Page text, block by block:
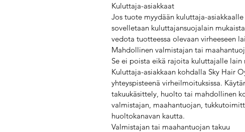
Kuluttaja-asiakkaat
Jos tuote myydään kuluttaja-
sovelletaan kuluttajansuojalain
vedota tuotteessa olevaan virheeseen
Mahdollinen valmistajan tai
Se ei poista eikä rajoita kuluttajalle lain
Kuluttaja-asiakkaan kohdalla Sky Hair
yhteyspisteenä virheilmoituksissa.
takuukäsittely, huolto tai mahdollinen
valmistajan, maahantuojan,
huoltokanavan kautta.
Valmistajan tai maahantuojan takuu